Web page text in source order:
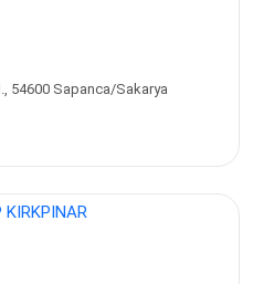
54600 Sapanca/Sakarya